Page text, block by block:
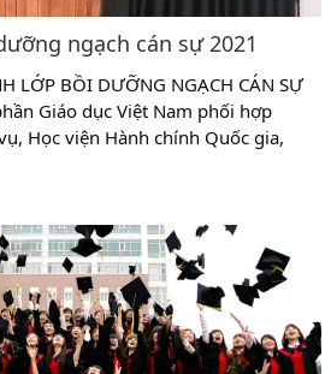
ngạch cán sự 2021
LỚP BỒI DƯỠNG NGẠCH CÁN SỰ
Giáo dục Việt Nam phối hợp
Học viện Hành chính Quốc gia,
hóa thể thao và du lịch tổ chức
ngạch cán sự như sau: 1. Đối tượng